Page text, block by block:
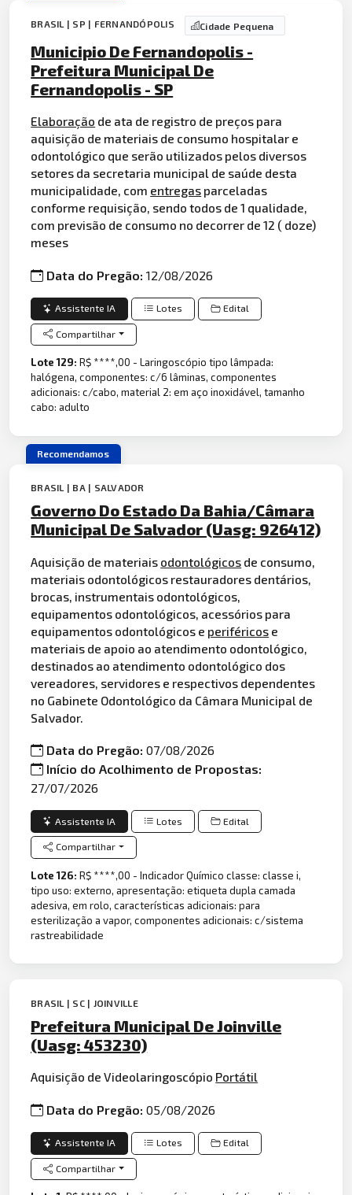
BRASIL | SP | FERNANDÓPOLIS Cidade Pequena
Municipio De Fernandopolis -
Prefeitura Municipal De
Fernandopolis - SP
Elaboração de ata de registro de preços para
aquisição de materiais de consumo hospitalar e
odontológico que serão utilizados pelos diversos
setores da secretaria municipal de saúde desta
municipalidade, com entregas parceladas
conforme requisição, sendo todos de 1 qualidade,
com previsão de consumo no decorrer de 12 ( doze)
meses
Data do Pregão:12/08/2026
Assistente IA Lotes Edital
Compartilhar
Lote 129:R$ ****,00 - Laringoscópio tipo lâmpada:
halógena, componentes: c/6 lâminas, componentes
adicionais: c/cabo, material 2: em aço inoxidável, tamanho
cabo: adulto
Recomendamos
BRASIL | BA | SALVADOR
Governo Do Estado Da Bahia/Câmara
Municipal De Salvador (Uasg: 926412)
Aquisição de materiais odontológicos de consumo,
materiais odontológicos restauradores dentários,
brocas, instrumentais odontológicos,
equipamentos odontológicos, acessórios para
equipamentos odontológicos e periféricos e
materiais de apoio ao atendimento odontológico,
destinados ao atendimento odontológico dos
vereadores, servidores e respectivos dependentes
no Gabinete Odontológico da Câmara Municipal de
Salvador.
Data do Pregão:07/08/2026
Início do Acolhimento de Propostas:
27/07/2026
Assistente IA Lotes Edital
Compartilhar
Lote 126:R$ ****,00 - Indicador Químico classe: classe i,
tipo uso: externo, apresentação: etiqueta dupla camada
adesiva, em rolo, características adicionais: para
esterilização a vapor, componentes adicionais: c/sistema
rastreabilidade
BRASIL | SC | JOINVILLE
Prefeitura Municipal De Joinville
(Uasg: 453230)
Aquisição de Videolaringoscópio Portátil
Data do Pregão:05/08/2026
Assistente IA Lotes Edital
Compartilhar